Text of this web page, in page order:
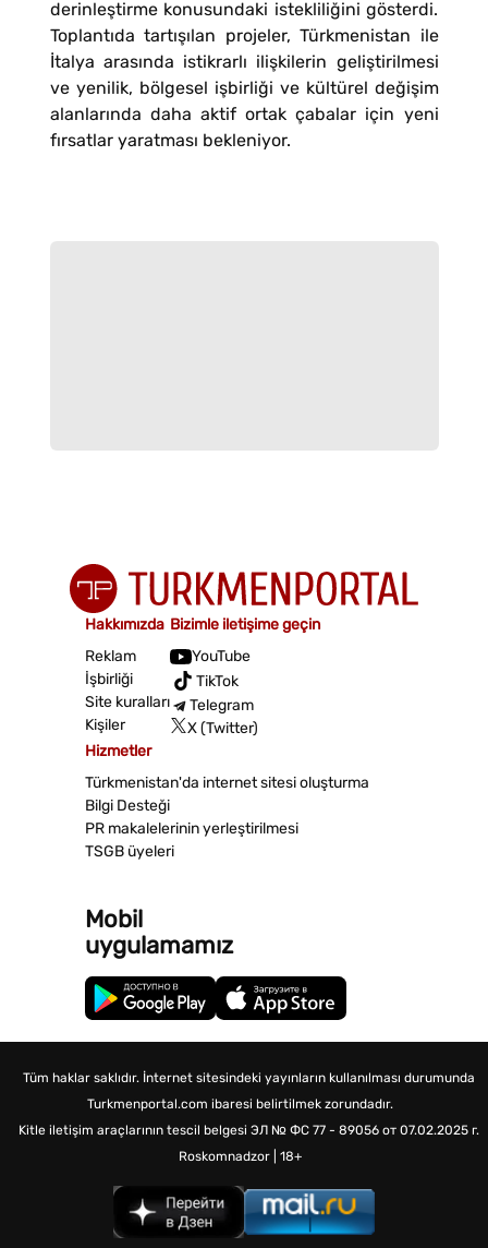
derinleştirme konusundaki istekliliğini gösterdi.
Toplantıda tartışılan projeler, Türkmenistan ile
İtalya arasında istikrarlı ilişkilerin geliştirilmesi
ve yenilik, bölgesel işbirliği ve kültürel değişim
alanlarında daha aktif ortak çabalar için yeni
fırsatlar yaratması bekleniyor.
Hakkımızda
Reklam
İşbirliği
Site kuralları
Kişiler
Bizimle iletişime geçin
YouTube
TikTok
Telegram
X (Twitter)
Hizmetler
Türkmenistan'da internet sitesi oluşturma
Bilgi Desteği
PR makalelerinin yerleştirilmesi
TSGB üyeleri
Mobil
uygulamamız
Tüm haklar saklıdır. İnternet sitesindeki yayınların kullanılması durumunda
Turkmenportal.com ibaresi belirtilmek zorundadır.
Kitle iletişim araçlarının tescil belgesi ЭЛ № ФС 77 - 89056 от 07.02.2025 г.
Roskomnadzor | 18+